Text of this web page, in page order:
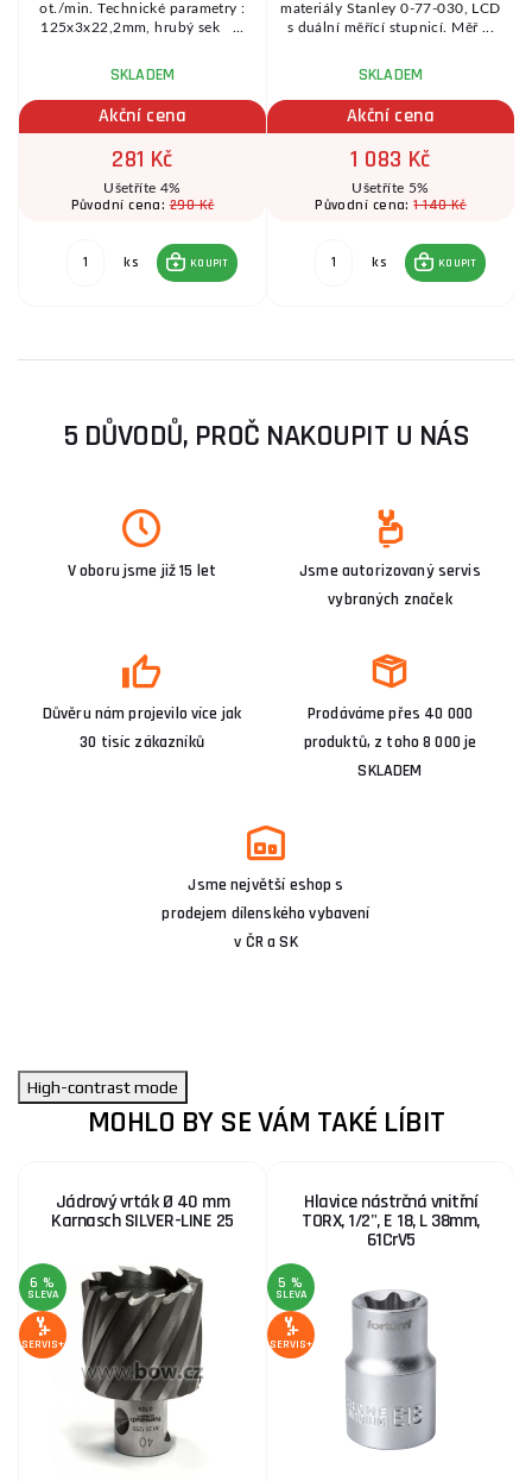
ot./min. Technické parametry :
125x3x22,2mm, hrubý sek ...
SKLADEM
Akční cena
281 Kč
Ušetříte 4%
Původní cena:290 Kč
ks KOUPIT
materiály Stanley 0-77-030, LCD
s duální měřící stupnicí. Měř ...
SKLADEM
Akční cena
1 083 Kč
Ušetříte 5%
Původní cena:1 140 Kč
ks KOUPIT
5 DŮVODŮ, PROČ NAKOUPIT U NÁS
V oboru jsme již 15 let
Jsme autorizovaný servis
vybraných značek
Důvěru nám projevilo více jak
30 tisíc zákazníků
Prodáváme přes 40 000
produktů, z toho 8 000 je
SKLADEM
Jsme největší eshop s
prodejem dílenského vybavení
v ČR a SK
High-contrast mode
MOHLO BY SE VÁM TAKÉ LÍBIT
Jádrový vrták Ø 40 mm
Karnasch SILVER-LINE 25
6 %
SLEVA
SERVIS+
Hlavice nástrčná vnitřní
TORX, 1/2", E 18, L 38mm,
61CrV5
5 %
SLEVA
SERVIS+